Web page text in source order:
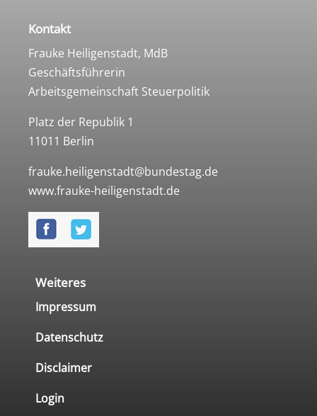
Kontakt
Frauke Heiligenstadt, MdB
Geschäftsführerin
Arbeitsgemeinschaft Steuerpolitik
Platz der Republik 1
11011 Berlin
frauke.heiligenstadt@bundestag.de
www.frauke-heiligenstadt.de
Weiteres
Impressum
Datenschutz
Disclaimer
Login